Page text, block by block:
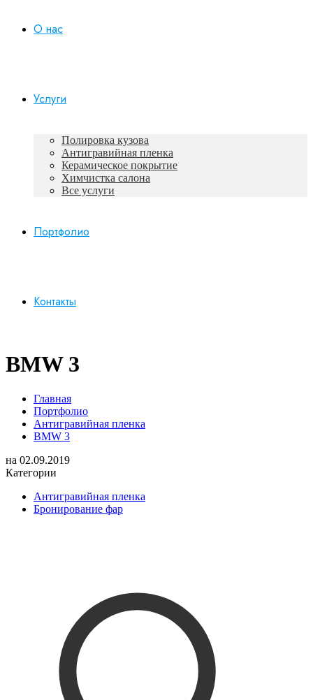
О нас
Услуги
Полировка кузова
Антигравийная пленка
Керамическое покрытие
Химчистка салона
Все услуги
Портфолио
Контакты
BMW 3
Главная
Портфолио
Антигравийная пленка
BMW 3
на 02.09.2019
Категории
Антигравийная пленка
Бронирование фар